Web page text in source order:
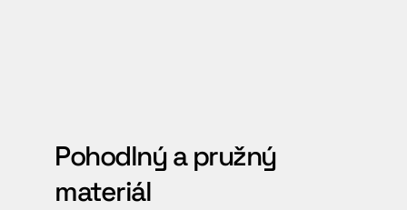
Pohodlný a pružný
materiál